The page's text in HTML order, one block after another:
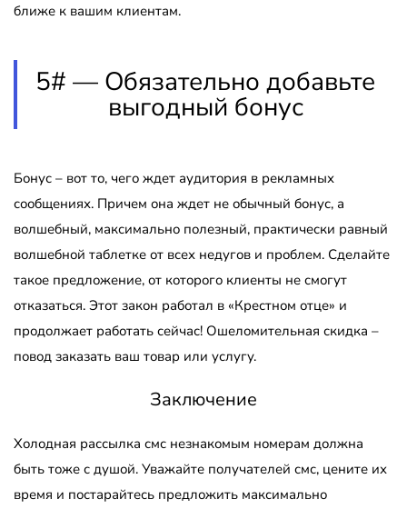
ближе к вашим клиентам.
5# — Обязательно добавьте
выгодный бонус
Бонус – вот то, чего ждет аудитория в рекламных
сообщениях. Причем она ждет не обычный бонус, а
волшебный, максимально полезный, практически равный
волшебной таблетке от всех недугов и проблем. Сделайте
такое предложение, от которого клиенты не смогут
отказаться. Этот закон работал в «Крестном отце» и
продолжает работать сейчас! Ошеломительная скидка –
повод заказать ваш товар или услугу.
Заключение
Холодная рассылка смс незнакомым номерам должна
быть тоже с душой. Уважайте получателей смс, цените их
время и постарайтесь предложить максимально